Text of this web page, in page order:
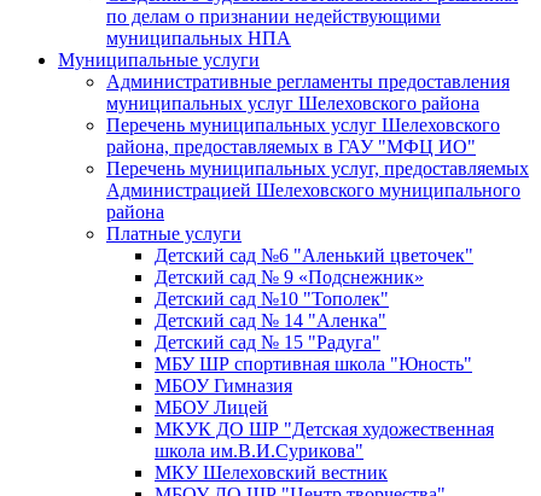
по делам о признании недействующими
муниципальных НПА
Муниципальные услуги
Административные регламенты предоставления
муниципальных услуг Шелеховского района
Перечень муниципальных услуг Шелеховского
района, предоставляемых в ГАУ "МФЦ ИО"
Перечень муниципальных услуг, предоставляемых
Администрацией Шелеховского муниципального
района
Платные услуги
Детский сад №6 "Аленький цветочек"
Детский сад № 9 «Подснежник»
Детский сад №10 "Тополек"
Детский сад № 14 "Аленка"
Детский сад № 15 "Радуга"
МБУ ШР спортивная школа "Юность"
МБОУ Гимназия
МБОУ Лицей
МКУК ДО ШР "Детская художественная
школа им.В.И.Сурикова"
МКУ Шелеховский вестник